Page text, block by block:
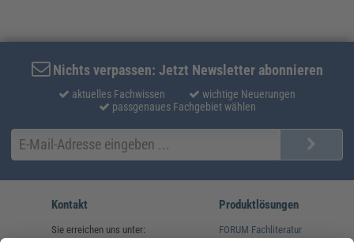
Nichts verpassen: Jetzt Newsletter abonnieren
aktuelles Fachwissen
wichtige Neuerungen
passgenaues Fachgebiet wählen
Kontakt
Sie erreichen uns unter:
Produktlösungen
FORUM Fachliteratur